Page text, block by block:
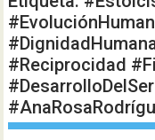
#Reciprocidad